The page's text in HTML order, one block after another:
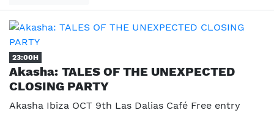
23:00H
Akasha: TALES OF THE UNEXPECTED
CLOSING PARTY
Akasha Ibiza OCT 9th Las Dalias Café Free entry